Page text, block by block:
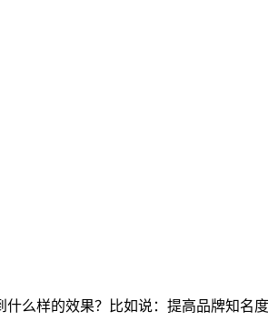
么样的效果？比如说：提高品牌知名